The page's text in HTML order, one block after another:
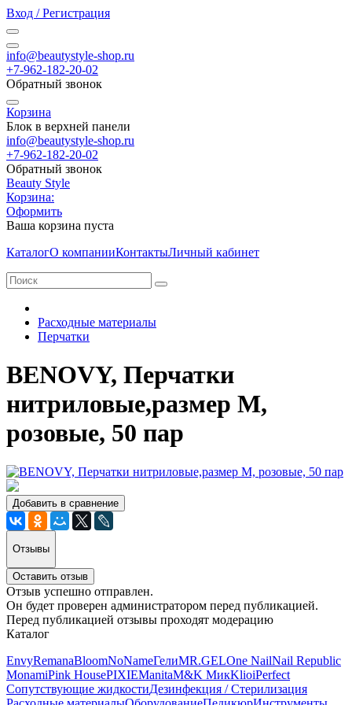
Вход / Регистрация
info@beautystyle-shop.ru
+7-962-182-20-02
Обратный звонок
Корзина
Блок в верхней панели
info@beautystyle-shop.ru
+7-962-182-20-02
Обратный звонок
Beauty Style
Корзина:
Оформить
Ваша корзина пуста
КаталогО компанииКонтактыЛичный кабинет
Расходные материалы
Перчатки
BENOVY, Перчатки
нитриловые,размер M,
розовые, 50 пар
Добавить в сравнение
Отзывы
Оставить отзыв
Отзыв успешно отправлен.
Он будет проверен администратором перед публикацией.
Перед публикацией отзывы проходят модерацию
Каталог
EnvyRemanaBloomNoNameГелиMR.GELOne NailNail Republic
MonamiPink HousePIXIEManitaM&K МикKlioiPerfect
Сопутствующие жидкостиДезинфекция / Стерилизация